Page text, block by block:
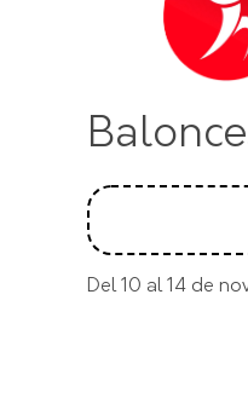
Del 10 al 14 de